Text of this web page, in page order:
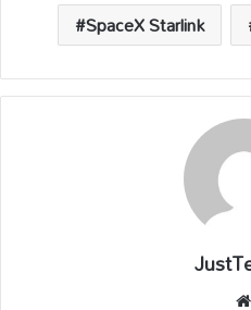
SpaceX Starlink